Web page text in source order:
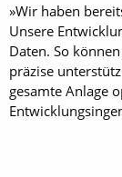
»Wir haben
Unsere
Daten. So
präzise
gesamte Anlage